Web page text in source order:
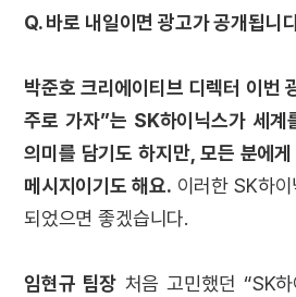
Q. 바로 내일이면 광고가 공개됩니
박준호 크리에이티브 디렉터 이번
주로 가자”는 SK하이닉스가 세계
의미를 담기도 하지만, 모든 분에
메시지이기도 해요. 이러한 SK하
되었으면 좋겠습니다.
임현규 팀장 처음 고민했던 “SK